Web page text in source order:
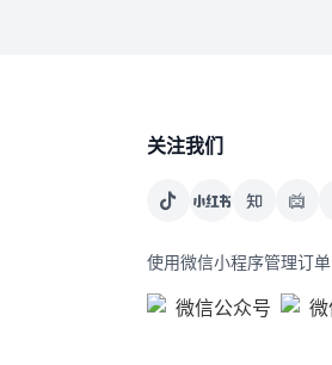
关注我们
使用微信小程序管理订单